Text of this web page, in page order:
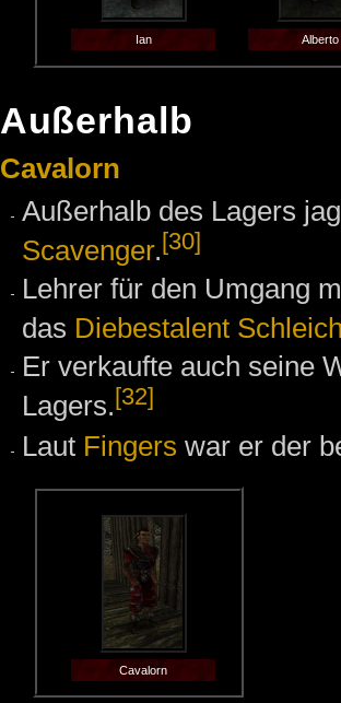
Ian Alberto
Außerhalb
Cavalorn
Außerhalb des Lagers
Scavenger.[30]
Lehrer für den Umgang
das Diebestalent
Er verkaufte auch seine
Lagers.[32]
Laut Fingers war er der
Cavalorn